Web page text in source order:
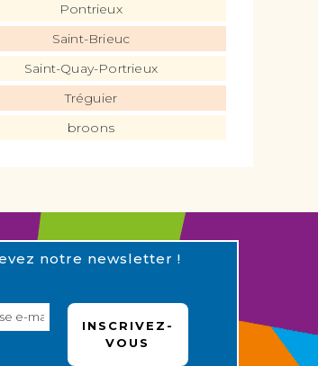
Pontrieux
Saint-Brieuc
Saint-Quay-Portrieux
Tréguier
broons
notre newsletter !